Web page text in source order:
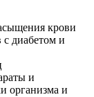
крови
диабетом и
и
организма и